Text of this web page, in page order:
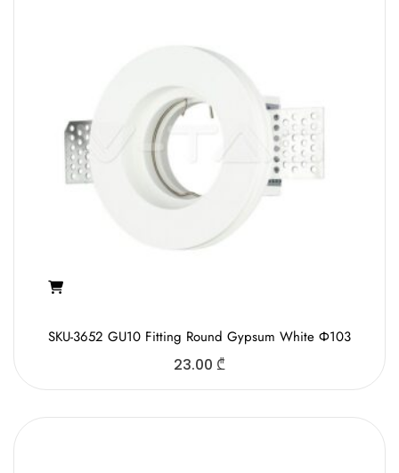
SKU-3652 GU10 Fitting Round Gypsum White Ф103
23.00 ₾